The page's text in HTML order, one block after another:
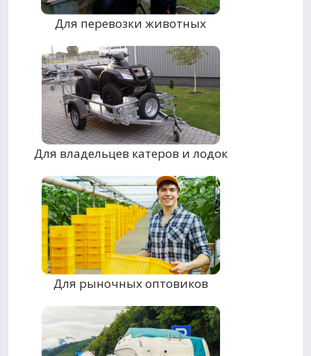
Для перевозки животных
Для владельцев катеров и лодок
Для рыночных оптовиков